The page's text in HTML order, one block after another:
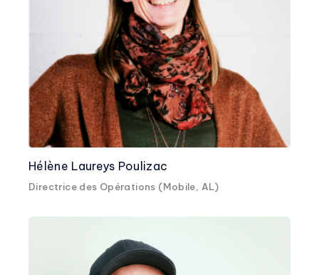
Hélène Laureys Poulizac
Directrice des Opérations (Mobile, AL)